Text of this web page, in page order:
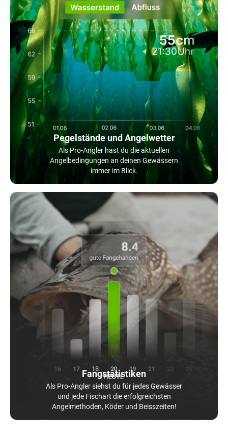
Pegelstände und Angelwetter
Als Pro-Angler hast du die aktuellen
Angelbedingungen an deinen Gewässern
immer im Blick.
Fangstatistiken
Als Pro-Angler siehst du für jedes Gewässer
und jede Fischart die erfolgreichsten
Angelmethoden, Köder und Beisszeiten!